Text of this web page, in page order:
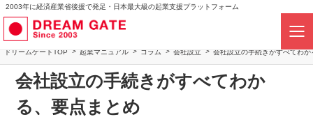
2003年に経済産業省後援で発足・日本最大級の起業支援プラットフォーム
ドリームゲートTOP 起業マニュアル コラム 会社設立 会社設立の手続きがすべてわか
会社設立の手続きがすべてわか
る、要点まとめ